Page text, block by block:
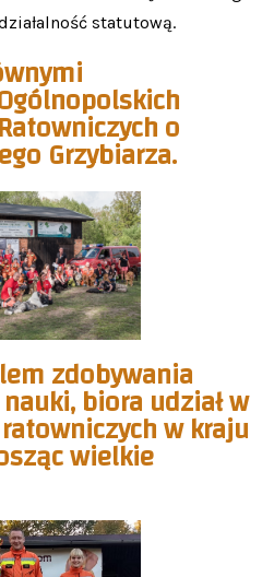
statutową.
o
Grzybiarza.
zdobywania
biora udział w
w kraju
wielkie